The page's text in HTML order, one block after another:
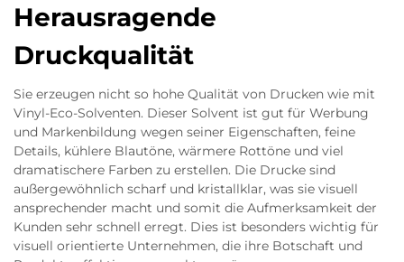
Herausragende
Druckqualität
Sie erzeugen nicht so hohe Qualität von Drucken wie mit
Vinyl-Eco-Solventen. Dieser Solvent ist gut für Werbung
und Markenbildung wegen seiner Eigenschaften, feine
Details, kühlere Blautöne, wärmere Rottöne und viel
dramatischere Farben zu erstellen. Die Drucke sind
außergewöhnlich scharf und kristallklar, was sie visuell
ansprechender macht und somit die Aufmerksamkeit der
Kunden sehr schnell erregt. Dies ist besonders wichtig für
visuell orientierte Unternehmen, die ihre Botschaft und